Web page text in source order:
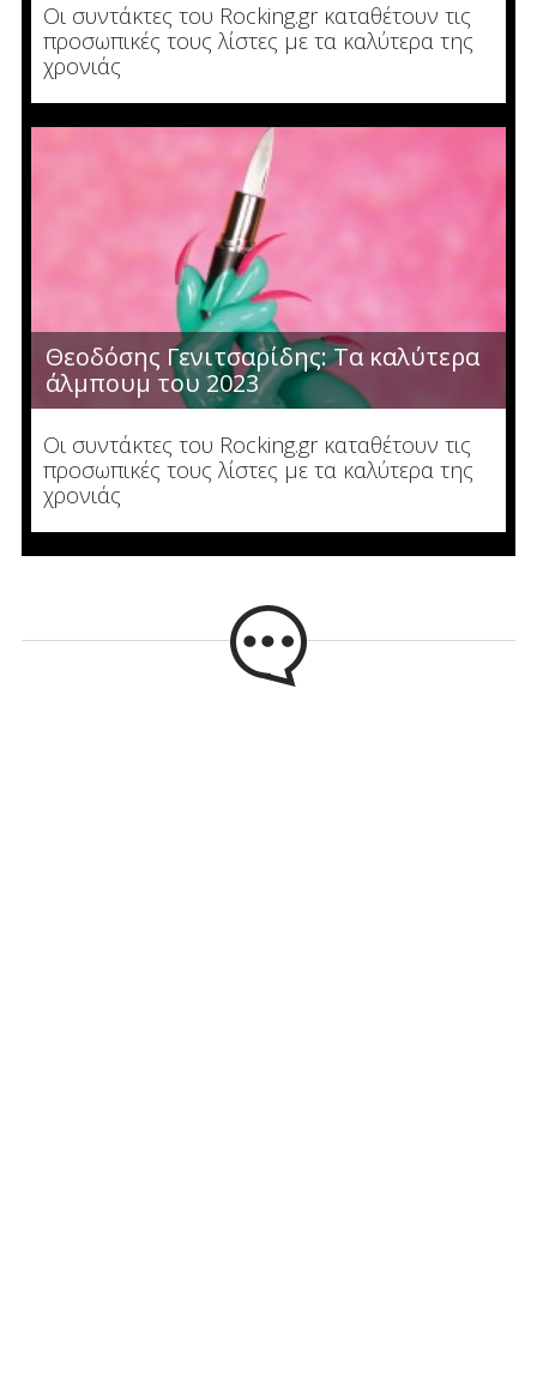
Οι συντάκτες του Rocking.gr καταθέτουν τις
προσωπικές τους λίστες με τα καλύτερα της
χρονιάς
Θεοδόσης Γενιτσαρίδης: Τα καλύτερα
άλμπουμ του 2023
Οι συντάκτες του Rocking.gr καταθέτουν τις
προσωπικές τους λίστες με τα καλύτερα της
χρονιάς